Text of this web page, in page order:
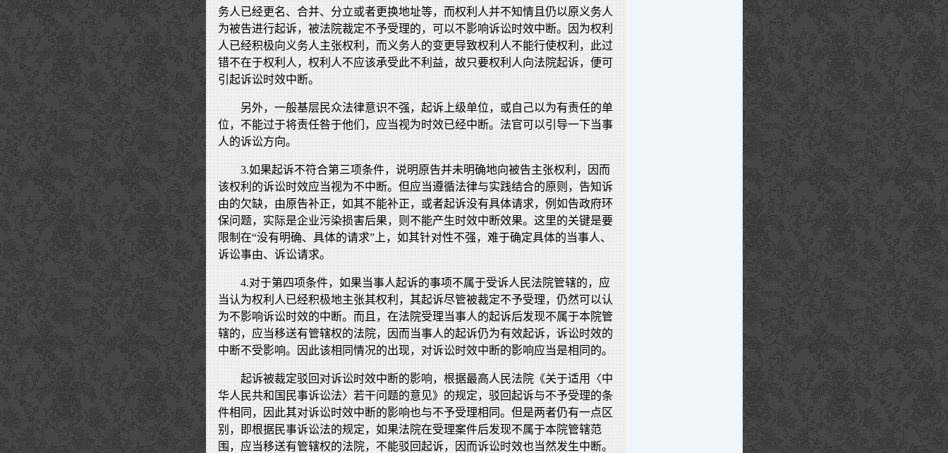
务人已经更名、合并、分立或者更换地址等，而权利人并不知情且仍以原义务人
为被告进行起诉，被法院裁定不予受理的，可以不影响诉讼时效中断。因为权利
人已经积极向义务人主张权利，而义务人的变更导致权利人不能行使权利，此过
错不在于权利人，权利人不应该承受此不利益，故只要权利人向法院起诉，便可
引起诉讼时效中断。
另外，一般基层民众法律意识不强，起诉上级单位，或自己以为有责任的单
位，不能过于将责任咎于他们，应当视为时效已经中断。法官可以引导一下当事
人的诉讼方向。
3.如果起诉不符合第三项条件，说明原告并未明确地向被告主张权利，因而
该权利的诉讼时效应当视为不中断。但应当遵循法律与实践结合的原则，告知诉
由的欠缺，由原告补正，如其不能补正，或者起诉没有具体请求，例如告政府环
保问题，实际是企业污染损害后果，则不能产生时效中断效果。这里的关键是要
限制在“没有明确、具体的请求”上，如其针对性不强，难于确定具体的当事人、
诉讼事由、诉讼请求。
4.对于第四项条件，如果当事人起诉的事项不属于受诉人民法院管辖的，应
当认为权利人已经积极地主张其权利，其起诉尽管被裁定不予受理，仍然可以认
为不影响诉讼时效的中断。而且，在法院受理当事人的起诉后发现不属于本院管
辖的，应当移送有管辖权的法院，因而当事人的起诉仍为有效起诉，诉讼时效的
中断不受影响。因此该相同情况的出现，对诉讼时效中断的影响应当是相同的。
起诉被裁定驳回对诉讼时效中断的影响，根据最高人民法院《关于适用〈中
华人民共和国民事诉讼法〉若干问题的意见》的规定，驳回起诉与不予受理的条
件相同，因此其对诉讼时效中断的影响也与不予受理相同。但是两者仍有一点区
别，即根据民事诉讼法的规定，如果法院在受理案件后发现不属于本院管辖范
围，应当移送有管辖权的法院，不能驳回起诉，因而诉讼时效也当然发生中断。